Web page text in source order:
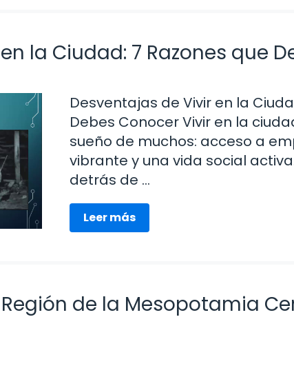
la Ciudad: 7 Razones que
Desventajas de Vivir en la
Debes Conocer Vivir en la
sueño de muchos: acceso a
vibrante y una vida social
detrás de …
Leer más
de la Mesopotamia